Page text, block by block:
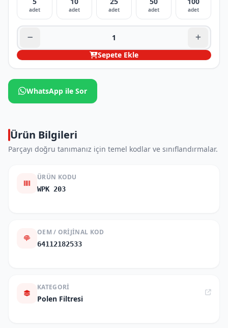
adet adet adet adet adet
Sepete Ekle
WhatsApp ile Sor
Ürün Bilgileri
Parçayı doğru tanımanız için temel kodlar ve sınıflandırmalar.
ÜRÜN KODU
WPK 203
OEM / ORIJINAL KOD
64112182533
KATEGORI
Polen Filtresi